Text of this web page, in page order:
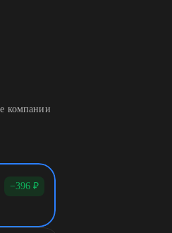
компании
−396 ₽